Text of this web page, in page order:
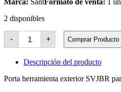
2 disponibles
-
Porta
Herramienta
Exterior
SVJBR2525
M16
+ Comprar Producto
Descripción del producto
Porta herramienta exterior SVJBR